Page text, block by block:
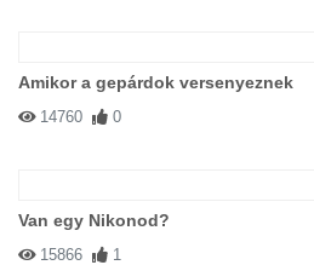
Amikor a gepárdok versenyeznek
14760 0
Van egy Nikonod?
15866 1